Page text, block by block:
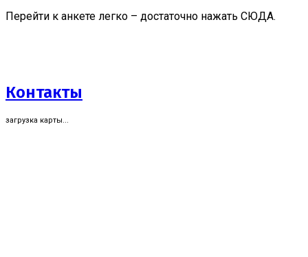
Перейти к анкете легко – достаточно нажать СЮДА.
Контакты
загрузка карты...